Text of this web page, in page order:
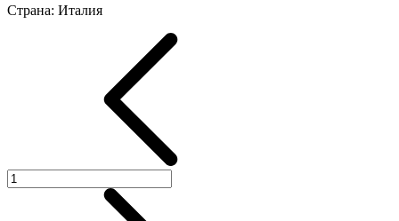
Страна: Италия